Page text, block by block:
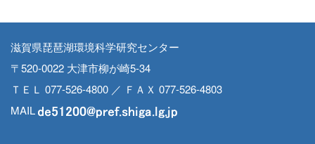
滋賀県琵琶湖環境科学研究センター
〒520-0022 大津市柳が崎5-34
ＴＥＬ 077-526-4800 ／ ＦＡＸ 077-526-4803
MAIL